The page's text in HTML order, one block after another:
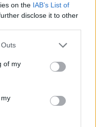
on the IAB’s List of
disclose it to other
of my
várja a
itt vannak